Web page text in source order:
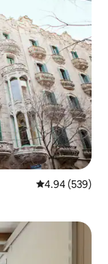
औसत रेटिंग 5 में से
4.94 (539)